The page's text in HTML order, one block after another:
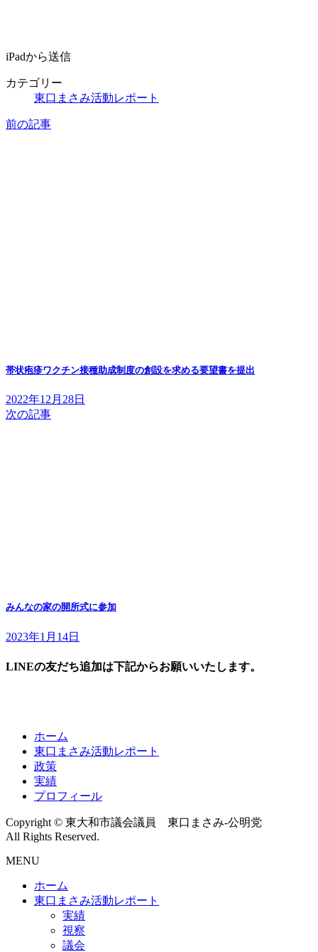
iPadから送信
カテゴリー
東口まさみ活動レポート
前の記事
帯状疱疹ワクチン接種助成制度の創設を求める要望書を提出
2022年12月28日
次の記事
みんなの家の開所式に参加
2023年1月14日
LINEの友だち追加は下記からお願いいたします。
ホーム
東口まさみ活動レポート
政策
実績
プロフィール
Copyright © 東大和市議会議員 東口まさみ-公明党
All Rights Reserved.
MENU
ホーム
東口まさみ活動レポート
実績
視察
議会